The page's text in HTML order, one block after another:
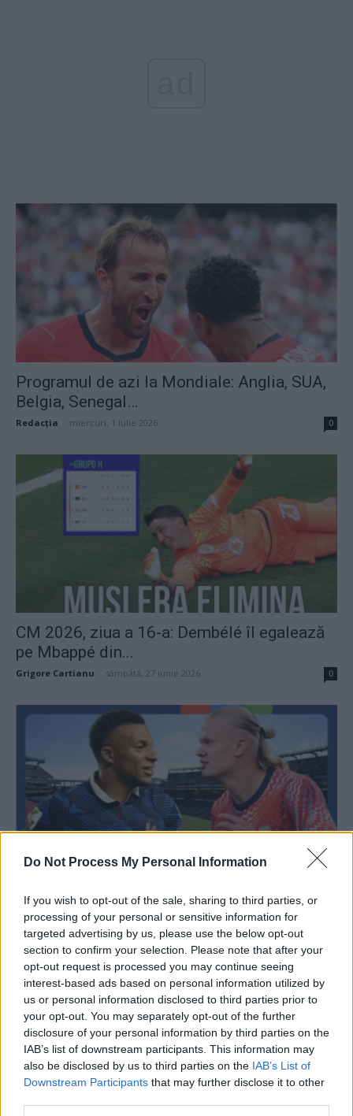
Do Not Process My Personal Information
If you wish to opt-out of the sale, sharing to third parties, or
processing of your personal or sensitive information for
targeted advertising by us, please use the below opt-out
section to confirm your selection. Please note that after your
opt-out request is processed you may continue seeing
interest-based ads based on personal information utilized by
us or personal information disclosed to third parties prior to
your opt-out. You may separately opt-out of the further
disclosure of your personal information by third parties on the
IAB’s list of downstream participants. This information may
also be disclosed by us to third parties on the IAB’s List of
Downstream Participants that may further disclose it to other
Programul de azi la Mondiale: Anglia, SUA,
Belgia, Senegal…
Redacţia miercuri, 1 iulie 2026 0
CM 2026, ziua a 16-a: Dembélé îl egalează
pe Mbappé din...
Grigore Cartianu sâmbătă, 27 iunie 2026 0
Belgia și Uruguay? Cine...
Grigore Cartianu - vineri, 26 iunie 2026